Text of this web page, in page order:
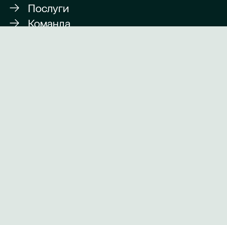
Послуги
Команда